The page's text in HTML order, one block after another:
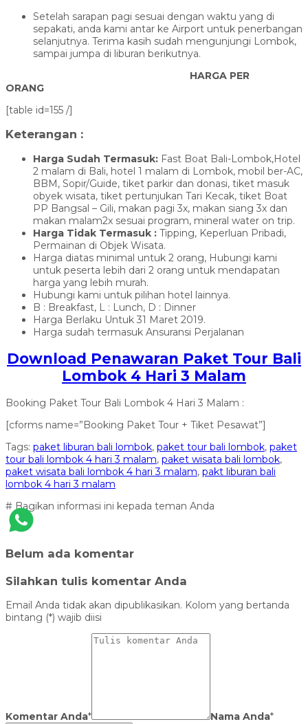
Setelah sarapan pagi sesuai dengan waktu yang di
sepakati, anda kami antar ke Airport untuk penerbangan
selanjutnya. Terima kasih sudah mengunjungi Lombok,
sampai jumpa di liburan berikutnya.
HARGA PER
ORANG
[table id=155 /]
Keterangan :
Harga Sudah Termasuk: Fast Boat Bali-Lombok,Hotel
2 malam di Bali, hotel 1 malam di Lombok, mobil ber-AC,
BBM, Sopir/Guide, tiket parkir dan donasi, tiket masuk
obyek wisata, tiket pertunjukan Tari Kecak, tiket Boat
PP Bangsal – Gili, makan pagi 3x, makan siang 3x dan
makan malam2x sesuai program, mineral water on trip.
Harga Tidak Termasuk : Tipping, Keperluan Pribadi,
Permainan di Objek Wisata.
Harga diatas minimal untuk 2 orang, Hubungi kami
untuk peserta lebih dari 2 orang untuk mendapatan
harga yang lebih murah.
Hubungi kami untuk pilihan hotel lainnya.
B : Breakfast, L : Lunch, D : Dinner
Harga Berlaku Untuk 31 Maret 2019.
Harga sudah termasuk Ansuransi Perjalanan
Download Penawaran Paket Tour Bali
Lombok 4 Hari 3 Malam
Booking Paket Tour Bali Lombok 4 Hari 3 Malam :
[cforms name=”Booking Paket Tour + Tiket Pesawat”]
Tags: paket liburan bali lombok, paket tour bali lombok, paket
tour bali lombok 4 hari 3 malam, paket wisata bali lombok,
paket wisata bali lombok 4 hari 3 malam, pakt liburan bali
lombok 4 hari 3 malam
# Bagikan informasi ini kepada teman Anda
Belum ada komentar
Silahkan tulis komentar Anda
Email Anda tidak akan dipublikasikan. Kolom yang bertanda
bintang (*) wajib diisi
Komentar Anda* Nama Anda*